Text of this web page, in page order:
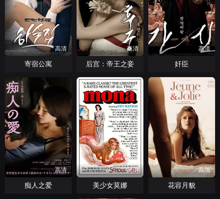
高清
寄宿公寓
高清
后宫：帝王之妾
高清
奸臣
高清
痴人之爱
高清
美少女莫娜
高清
花容月貌